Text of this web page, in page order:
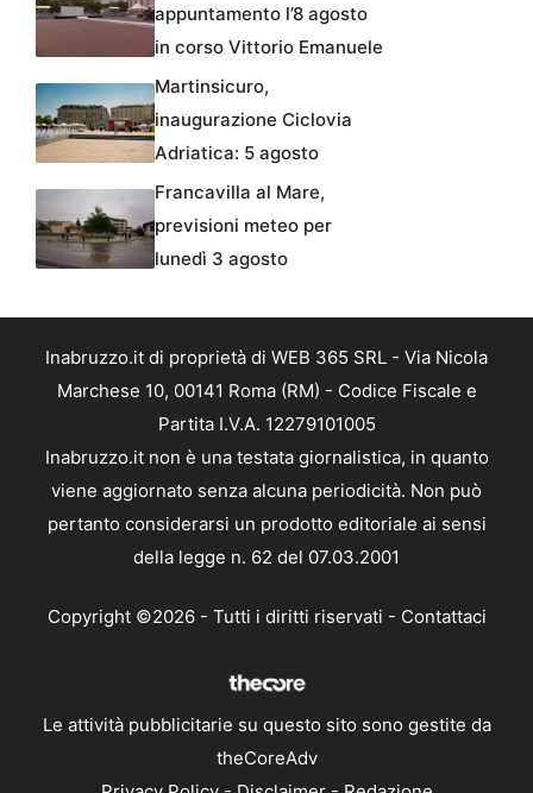
appuntamento l’8 agosto
in corso Vittorio Emanuele
Martinsicuro,
inaugurazione Ciclovia
Adriatica: 5 agosto
Francavilla al Mare,
previsioni meteo per
lunedì 3 agosto
Inabruzzo.it di proprietà di WEB 365 SRL - Via Nicola
Marchese 10, 00141 Roma (RM) - Codice Fiscale e
Partita I.V.A. 12279101005
Inabruzzo.it non è una testata giornalistica, in quanto
viene aggiornato senza alcuna periodicità. Non può
pertanto considerarsi un prodotto editoriale ai sensi
della legge n. 62 del 07.03.2001
Copyright ©2026 - Tutti i diritti riservati - Contattaci
Le attività pubblicitarie su questo sito sono gestite da
theCoreAdv